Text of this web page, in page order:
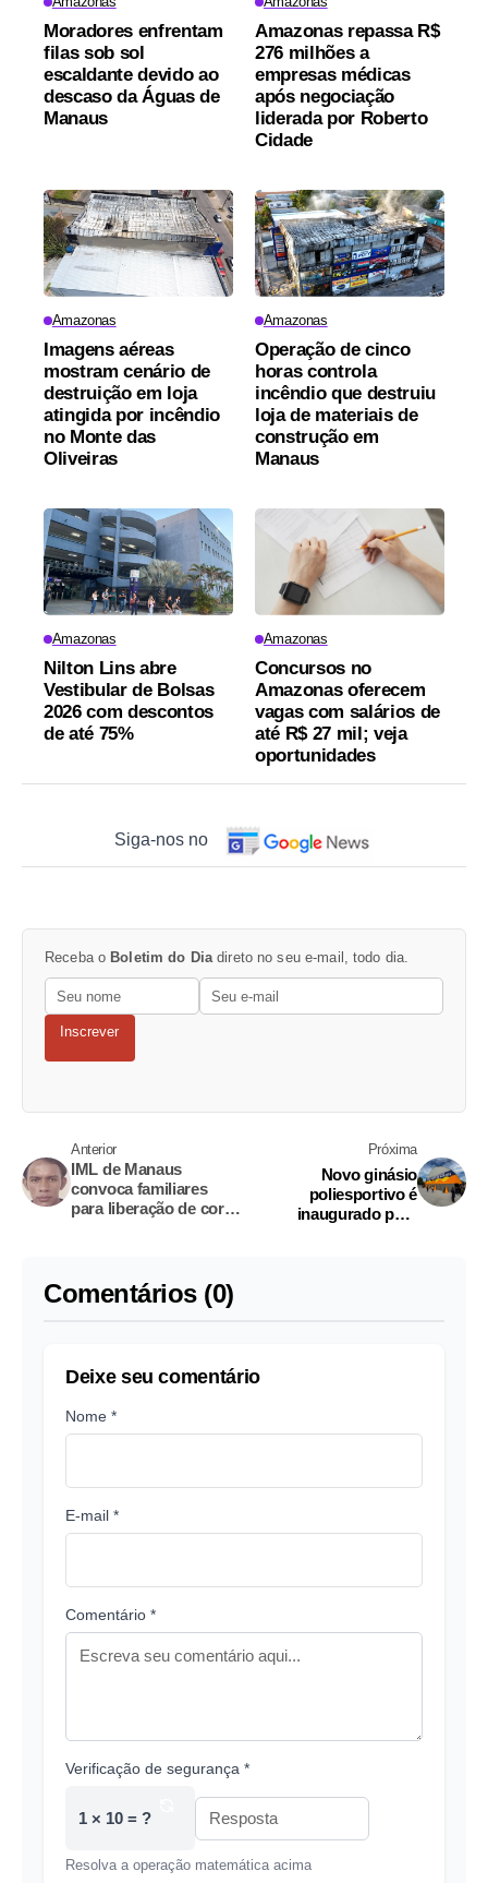
Moradores enfrentam
filas sob sol
escaldante devido ao
descaso da Águas de
Manaus
Amazonas repassa R$
276 milhões a
empresas médicas
após negociação
liderada por Roberto
Cidade
Amazonas
Imagens aéreas
mostram cenário de
destruição em loja
atingida por incêndio
no Monte das
Oliveiras
Amazonas
Operação de cinco
horas controla
incêndio que destruiu
loja de materiais de
construção em
Manaus
Amazonas
Nilton Lins abre
Vestibular de Bolsas
2026 com descontos
de até 75%
Amazonas
Concursos no
Amazonas oferecem
vagas com salários de
até R$ 27 mil; veja
oportunidades
Siga-nos no
Receba o Boletim do Dia direto no seu e-mail, todo dia.
Inscrever
Anterior
IML de Manaus
convoca familiares
para liberação de corpo
Próxima
Novo ginásio
poliesportivo é
inaugurado para
Comentários (0)
Deixe seu comentário
Nome *
E-mail *
Comentário *
Verificação de segurança *
1 × 10 = ?
Resolva a operação matemática acima